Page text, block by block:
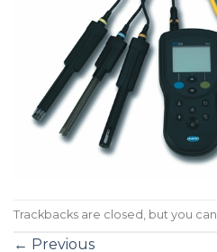
Trackbacks are closed, but you can
← Previous